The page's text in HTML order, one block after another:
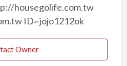
housegolife.com.tw
ID~jojo1212ok
Owner